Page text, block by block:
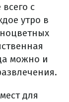
с
утро в
можно и
для